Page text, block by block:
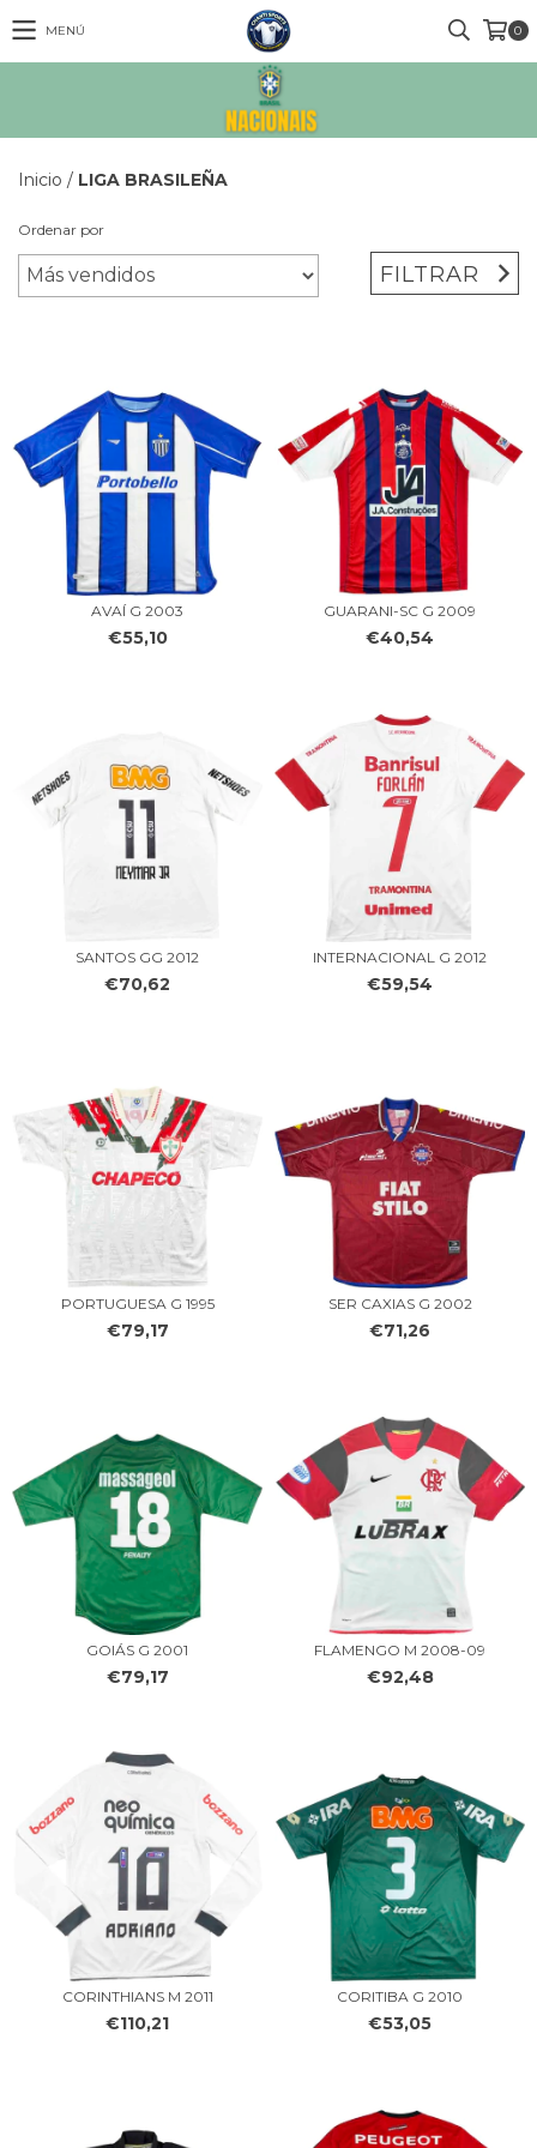
MENÚ 0
Inicio / LIGA BRASILEÑA
Ordenar por
FILTRAR
AVAÍ G 2003
€55,10
GUARANI-SC G 2009
€40,54
SANTOS GG 2012
€70,62
INTERNACIONAL G 2012
€59,54
PORTUGUESA G 1995
€79,17
SER CAXIAS G 2002
€71,26
GOIÁS G 2001
€79,17
FLAMENGO M 2008-09
€92,48
CORINTHIANS M 2011
€110,21
CORITIBA G 2010
€53,05